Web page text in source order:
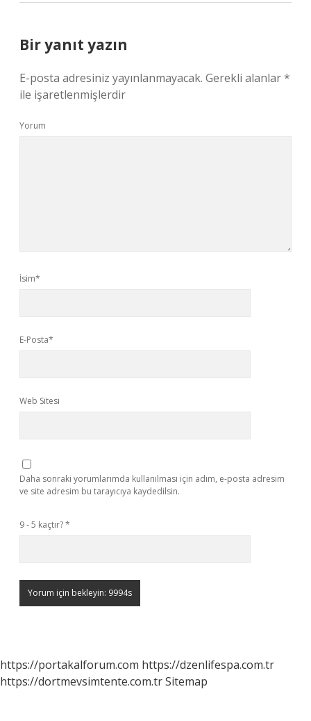
Bir yanıt yazın
E-posta adresiniz yayınlanmayacak. Gerekli alanlar*
ile işaretlenmişlerdir
Yorum
İsim*
E-Posta*
Web Sitesi
Daha sonraki yorumlarımda kullanılması için adım, e-posta adresim
ve site adresim bu tarayıcıya kaydedilsin.
9 - 5 kaçtır?*
https://portakalforum.com https://dzenlifespa.com.tr
https://dortmevsimtente.com.trSitemap